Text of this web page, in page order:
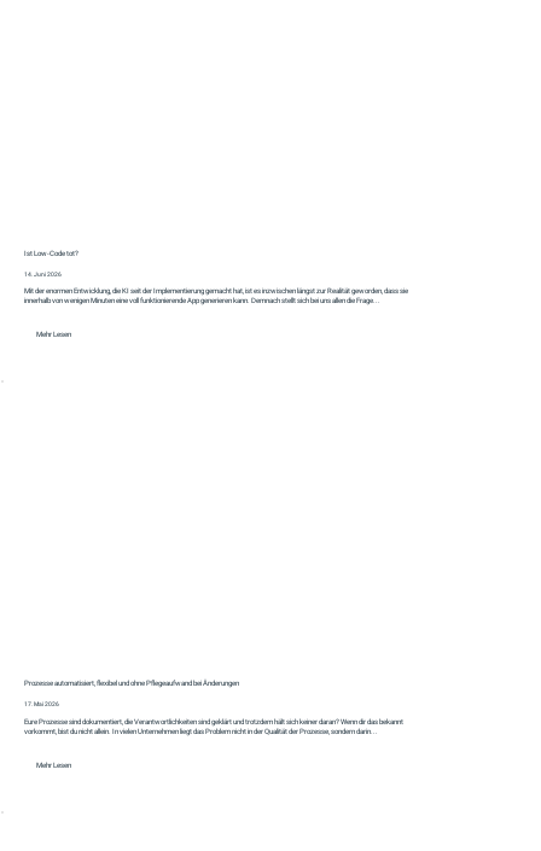
Ist Low-Code tot?
14. Juni 2026
Mit der enormen Entwicklung, die KI seit der Implementierung gemacht hat, ist es inzwischen längst zur Realität geworden, dass sie
innerhalb von wenigen Minuten eine voll funktionierende App generieren kann. Demnach stellt sich bei uns allen die Frage...
Mehr Lesen
Prozesse automatisiert, flexibel und ohne Pflegeaufwand bei Änderungen
17. Mai 2026
Eure Prozesse sind dokumentiert, die Verantwortlichkeiten sind geklärt und trotzdem hält sich keiner daran? Wenn dir das bekannt
vorkommt, bist du nicht allein. In vielen Unternehmen liegt das Problem nicht in der Qualität der Prozesse, sondern darin...
Mehr Lesen